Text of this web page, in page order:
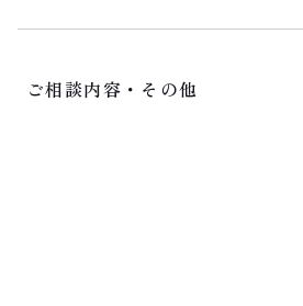
ご相談内容・その他